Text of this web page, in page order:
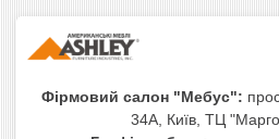
Фірмовий салон "Мебус":
34А, Київ, ТЦ